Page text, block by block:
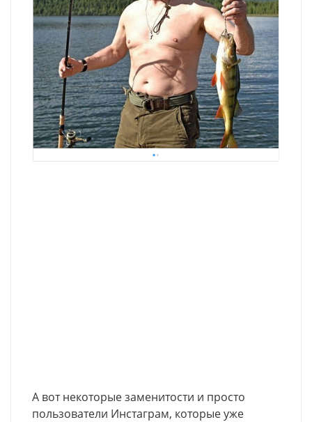
А вот некоторые заменитости и просто
пользователи Инстаграм, которые уже